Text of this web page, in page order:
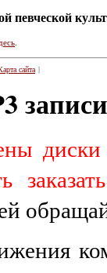
певческой
.
сайта]